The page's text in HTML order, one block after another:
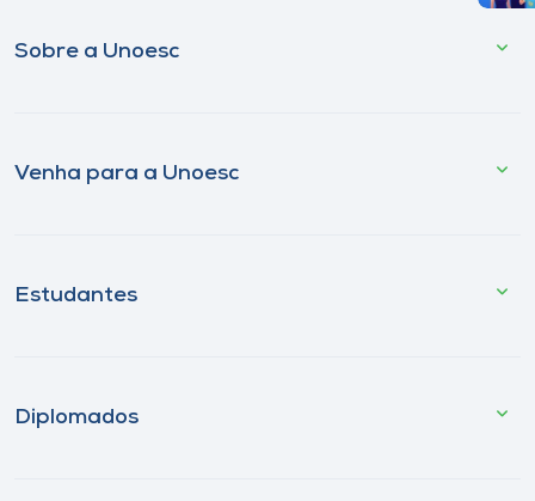
Sobre a Unoesc
Venha para a Unoesc
Estudantes
Diplomados